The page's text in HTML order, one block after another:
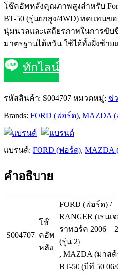
โช๊คอัพหลังคุณภาพสูงสำหรับ Ford
BT-50 (รุ่นยกสูง/4WD) ทดแทนข
นุ่มนวลและเสถียรภาพในการขั
มาตรฐานไต้หวัน ใช้ได้ทั้งฝั่งซ้าย
ทักไลน์
รหัสสินค้า: S004707 หมวดหมู่: ช่
Brands: FORD (ฟอร์ด), MAZDA
แบรนด์: FORD (ฟอร์ด), MAZDA
คำอธิบาย
S004707
โช๊
คอัพ
หลัง
FORD (ฟอร์ด) /
RANGER (เรนเ
ราทอร์ค 2006 –
(รุ่น 2)
, MAZDA (มาสด้
BT-50 (บีที 50 06/